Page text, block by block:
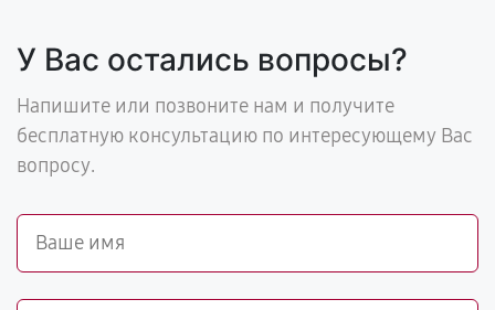
У Вас остались вопросы?
Напишите или позвоните нам и получите
бесплатную консультацию по интересующему Вас
вопросу.